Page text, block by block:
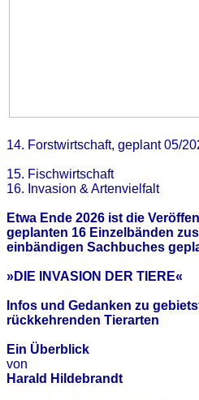
14. Forstwirtschaft, geplant 05/
15. Fischwirtschaft
16. Invasion & Artenvielfalt
Etwa Ende 2026 ist die
geplanten 16 Einzelbänden
einbändigen Sachbuches
»DIE INVASION DER TIERE«
Infos und Gedanken zu
rückkehrenden Tierarten
Ein Überblick
von
Harald Hildebrandt